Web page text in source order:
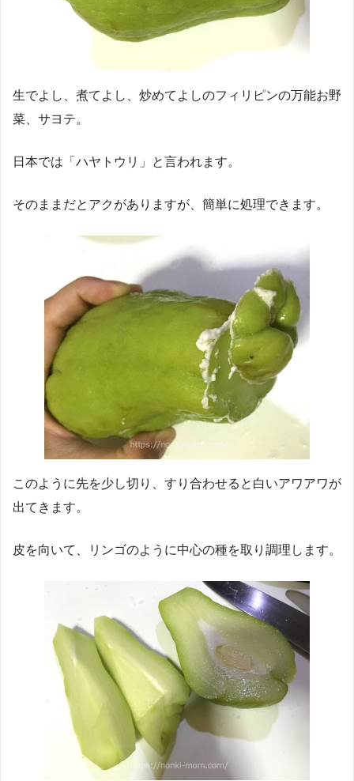
生でよし、煮てよし、炒めてよしのフィリピンの万能お野
菜、サヨテ。
日本では「ハヤトウリ」と言われます。
そのままだとアクがありますが、簡単に処理できます。
このように先を少し切り、すり合わせると白いアワアワが
出てきます。
皮を向いて、リンゴのように中心の種を取り調理します。